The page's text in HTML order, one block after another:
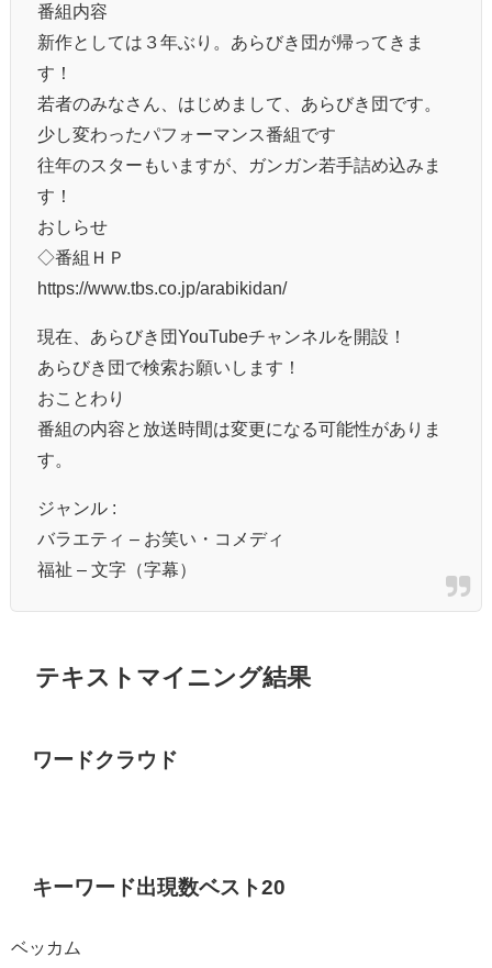
番組内容
新作としては３年ぶり。あらびき団が帰ってきま
す！
若者のみなさん、はじめまして、あらびき団です。
少し変わったパフォーマンス番組です
往年のスターもいますが、ガンガン若手詰め込みま
す！
おしらせ
◇番組ＨＰ
https://www.tbs.co.jp/arabikidan/
現在、あらびき団YouTubeチャンネルを開設！
あらびき団で検索お願いします！
おことわり
番組の内容と放送時間は変更になる可能性がありま
す。
ジャンル :
バラエティ – お笑い・コメディ
福祉 – 文字（字幕）
テキストマイニング結果
ワードクラウド
キーワード出現数ベスト20
ベッカム